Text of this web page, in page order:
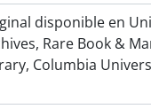
disponible en
Rare Book &
Columbia